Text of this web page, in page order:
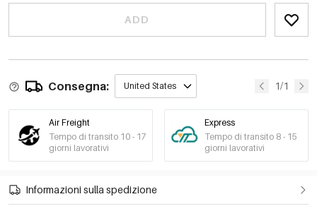
ADD
Consegna: United States 1/1
Air Freight
Tempo di transito 10 - 17
giorni lavorativi
Express
Tempo di transito 8 - 15
giorni lavorativi
Informazioni sulla spedizione